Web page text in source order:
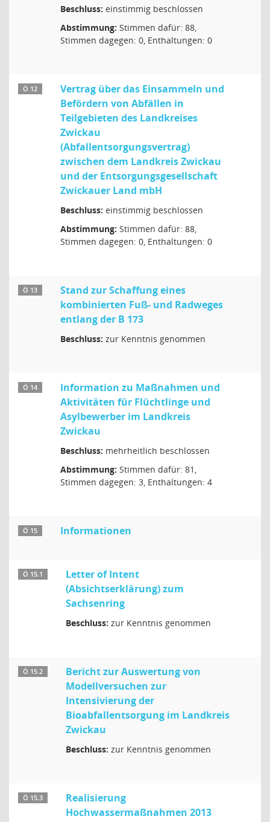
Beschluss: einstimmig beschlossen
Abstimmung: Stimmen dafür: 88,
Stimmen dagegen: 0, Enthaltungen: 0
Ö 12
Vertrag über das Einsammeln und
Befördern von Abfällen in
Teilgebieten des Landkreises
Zwickau
(Abfallentsorgungsvertrag)
zwischen dem Landkreis Zwickau
und der Entsorgungsgesellschaft
Zwickauer Land mbH
Beschluss: einstimmig beschlossen
Abstimmung: Stimmen dafür: 88,
Stimmen dagegen: 0, Enthaltungen: 0
Ö 13
Stand zur Schaffung eines
kombinierten Fuß- und Radweges
entlang der B 173
Beschluss: zur Kenntnis genommen
Ö 14
Information zu Maßnahmen und
Aktivitäten für Flüchtlinge und
Asylbewerber im Landkreis
Zwickau
Beschluss: mehrheitlich beschlossen
Abstimmung: Stimmen dafür: 81,
Stimmen dagegen: 3, Enthaltungen: 4
Ö 15 Informationen
Ö 15.1
Letter of Intent
(Absichtserklärung) zum
Sachsenring
Beschluss: zur Kenntnis genommen
Ö 15.2
Bericht zur Auswertung von
Modellversuchen zur
Intensivierung der
Bioabfallentsorgung im Landkreis
Zwickau
Beschluss: zur Kenntnis genommen
Ö 15.3
Realisierung
Hochwassermaßnahmen 2013